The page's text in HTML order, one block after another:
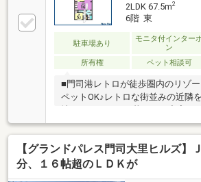
2LDK 67.5m2
6階 東
駐車場あり
モニタ付インター
ン
所有権 ペット相談可
■門司港レトロが徒歩圏内のリゾ
ペットOK♪レトロな街並みの近隣
歩約2分・スーパーまで徒歩約3分
ョンです♪■関門海峡花火大会をマ
きますよ♪周辺環境●西鉄バス『レ
停 徒歩約2分●港が丘小学校 約
【グランドパレス門司大里ヒルズ】
分、１６帖超のＬＤＫが